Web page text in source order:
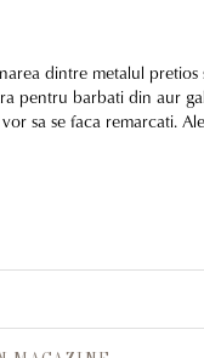
dintre metalul pretios
pentru barbati din aur
sa se faca remarcati.